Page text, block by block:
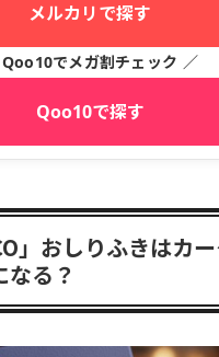
メルカリで探す
でメガ割チェック ／
Qoo10で探す
」おしりふきはカ
なる？